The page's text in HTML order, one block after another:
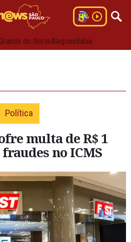
do NorteAlagoasBahia
Política
multa de R$ 1
no ICMS